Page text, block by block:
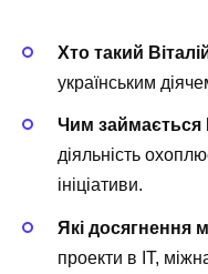
Хто такий
українським
Чим займається
діяльність
ініціативи.
Які досягнення
проекти в IT,